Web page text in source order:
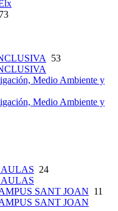
53
Medio Ambiente y
Medio Ambiente y
24
SANT JOAN 11
SANT JOAN